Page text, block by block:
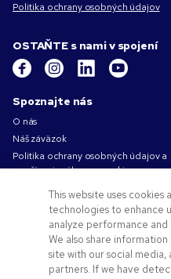
Politika ochrany osobných údajov
OSTAŇTE s nami v spojení
Spoznajte nás
O nás
Náš záväzok
Politika ochrany osobných údajov a
používania súborov cookie
Podmienky používania
Obchodné podmienky
Kariéra v Pens.com
Ako vám môžeme pomôcť?
Reklamné predmety
This website uses cookies
technologies to enhance
analyze performance
We also share
site with our social
partners. If we have